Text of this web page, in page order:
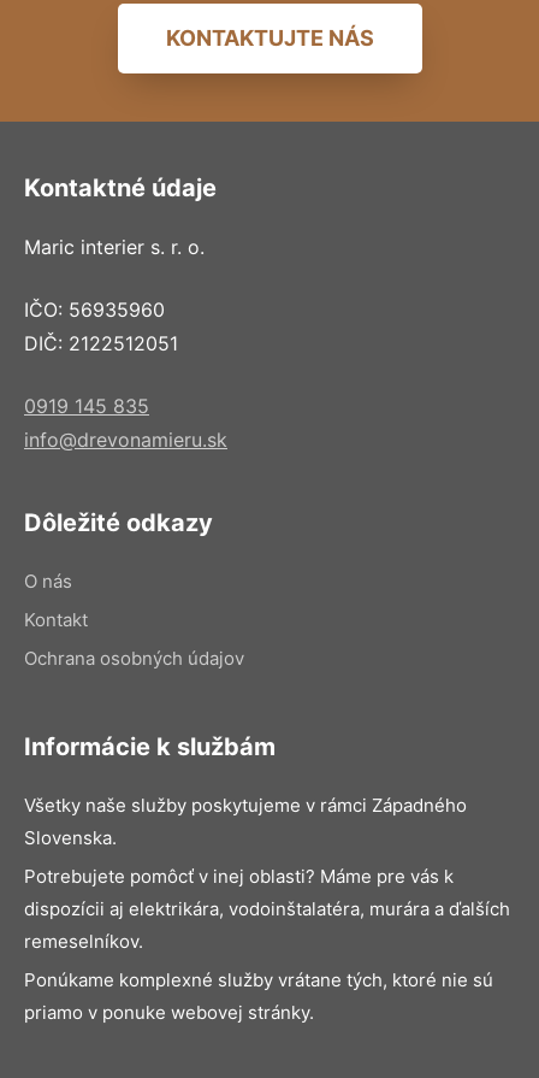
KONTAKTUJTE NÁS
Kontaktné údaje
Maric interier s. r. o.
IČO: 56935960
DIČ: 2122512051
0919 145 835
info@drevonamieru.sk
Dôležité odkazy
O nás
Kontakt
Ochrana osobných údajov
Informácie k službám
Všetky naše služby poskytujeme v rámci Západného
Slovenska.
Potrebujete pomôcť v inej oblasti? Máme pre vás k
dispozícii aj elektrikára, vodoinštalatéra, murára a ďalších
remeselníkov.
Ponúkame komplexné služby vrátane tých, ktoré nie sú
priamo v ponuke webovej stránky.